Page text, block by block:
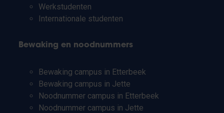
Werkstudenten
Internationale studenten
Bewaking en noodnummers
Bewaking campus in Etterbeek
Bewaking campus in Jette
Noodnummer campus in Etterbeek
Noodnummer campus in Jette